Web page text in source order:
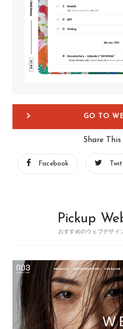
GO TO
Share
Facebook
Pickup
おすすめのウェブデザイ